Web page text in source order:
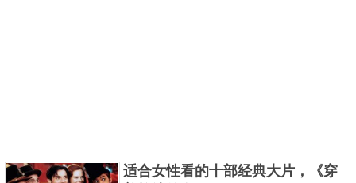
适合女性看的十部经典大片，《穿